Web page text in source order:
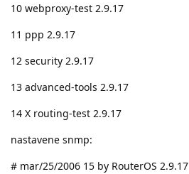
10 webproxy-test 2.9.17
11 ppp 2.9.17
12 security 2.9.17
13 advanced-tools 2.9.17
14 X routing-test 2.9.17
nastavene snmp:
# mar/25/2006 15 by RouterOS 2.9.17